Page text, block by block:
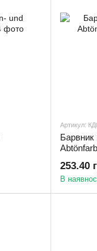
Артикул:
Барвник
253.40
В